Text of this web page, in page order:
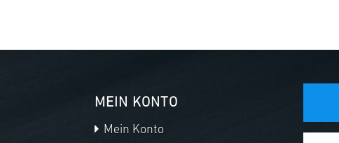
MEIN KONTO
Mein Konto